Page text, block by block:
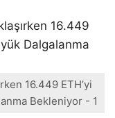
16.449 ETH’yi
Bekleniyor - 1